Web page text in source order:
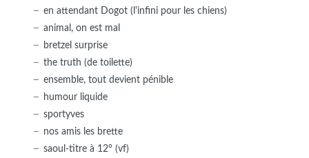
en attendant Dogot (l'infini pour les chiens)
animal, on est mal
bretzel surprise
the truth (de toilette)
ensemble, tout devient pénible
humour liquide
sportyves
nos amis les brette
saoul-titre à 12° (vf)